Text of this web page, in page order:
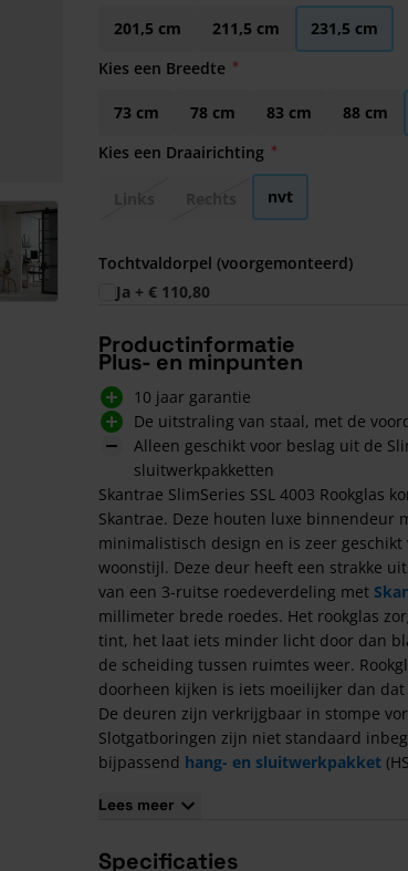
View larger image
201,5 cm 211,5 cm
231,5 cm
Kies een Breedte
73 cm 78 cm 83 cm 88 cm
Kies een Draairichting
nvt
Tochtvaldorpel (voorgemonteerd)
Ja + € 110,80
Productinformatie
Plus- en minpunten
10 jaar garantie
De uitstraling van staal, met de
Alleen geschikt voor beslag uit de
sluitwerkpakketten
Skantrae SlimSeries SSL 4003 Rookglas
Skantrae. Deze houten luxe binnendeur
minimalistisch design en is zeer
woonstijl. Deze deur heeft een strakke
van een 3-ruitse roedeverdeling met
millimeter brede roedes. Het rookglas
tint, het laat iets minder licht door dan
de scheiding tussen ruimtes weer.
doorheen kijken is iets moeilijker dan
De deuren zijn verkrijgbaar in stompe
Slotgatboringen zijn niet standaard
bijpassend hang- en sluitwerkpakket
reguliere deurbeslag is niet toepasbaar
Kenmerken van de Skantrae
Lees meer
Specificaties